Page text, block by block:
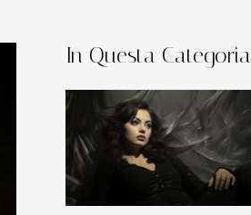
In Questa Categoria